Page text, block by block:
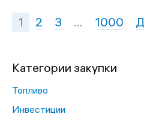
1 2 3 … 1000
Категории закупки
Топливо
Инвестиции